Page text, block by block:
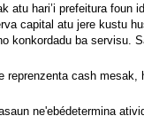
atu hari’i prefeitura foun
capital atu jere kustu
konkordadu ba servisu.
reprenzenta cash
ne'ebédetermina